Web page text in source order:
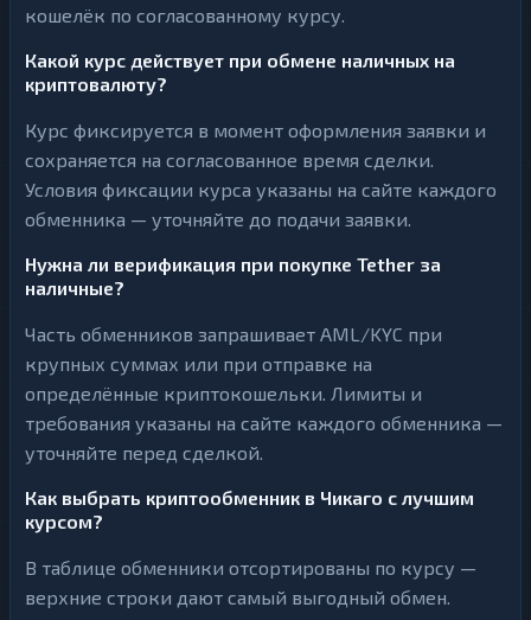
кошелёк по согласованному курсу.
Какой курс действует при обмене наличных на
криптовалюту?
Курс фиксируется в момент оформления заявки и
сохраняется на согласованное время сделки.
Условия фиксации курса указаны на сайте каждого
обменника — уточняйте до подачи заявки.
Нужна ли верификация при покупке Tether за
наличные?
Часть обменников запрашивает AML/KYC при
крупных суммах или при отправке на
определённые криптокошельки. Лимиты и
требования указаны на сайте каждого обменника —
уточняйте перед сделкой.
Как выбрать криптообменник в Чикаго с лучшим
курсом?
В таблице обменники отсортированы по курсу —
верхние строки дают самый выгодный обмен.